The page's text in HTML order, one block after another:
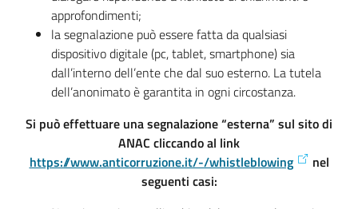
approfondimenti;
la segnalazione può essere fatta da qualsiasi
dispositivo digitale (pc, tablet, smartphone) sia
dall’interno dell’ente che dal suo esterno. La tutela
dell’anonimato è garantita in ogni circostanza.
Si può effettuare una segnalazione “esterna” sul sito di
ANAC cliccando al link
https://www.anticorruzione.it/-/whistleblowing
nel
seguenti casi: